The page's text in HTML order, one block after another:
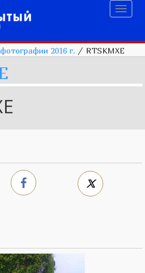
2016 г. / RTSKMXE